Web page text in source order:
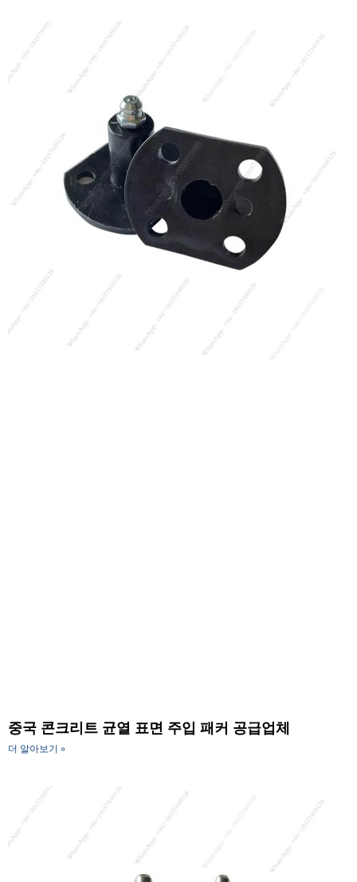
중국 콘크리트 균열 표면 주입 패커 공급업체
더 알아보기 »